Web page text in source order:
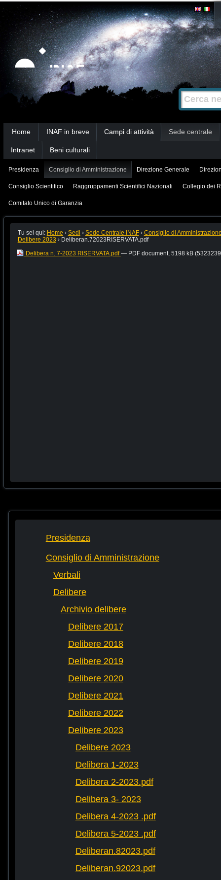
Strumenti
personali
Salta
contenuti.
|
Salta
alla
navigazione
Cerca nel
Ricerca
avanzata…
Home INAF in breve Campi di attività Sede centrale
Intranet Beni culturali
Presidenza Consiglio di Amministrazione Direzione Generale
Consiglio Scientifico Raggruppamenti Scientifici Nazionali Collegio dei
Comitato Unico di Garanzia
Tu sei qui: Home › Sedi › Sede Centrale INAF › Consiglio di
Delibere 2023 › Deliberan.72023RISERVATA.pdf
Delibera n. 7-2023 RISERVATA.pdf— PDF document, 5198 kB
Presidenza
Consiglio di Amministrazione
Verbali
Delibere
Archivio delibere
Delibere 2017
Delibere 2018
Delibere 2019
Delibere 2020
Delibere 2021
Delibere 2022
Delibere 2023
Delibere 2023
Delibera 1-2023
Delibera 2-2023.pdf
Delibera 3- 2023
Delibera 4-2023 .pdf
Delibera 5-2023 .pdf
Deliberan.82023.pdf
Deliberan.92023.pdf